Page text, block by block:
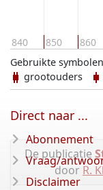
840 850 860
Gebruikte
grootouders
De publicatie
door R.
Direct naar ...
Abonnement
Vraag/
Disclaimer